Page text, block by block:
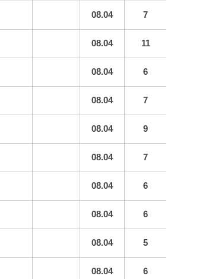
08.04 7
08.04 11
08.04 6
08.04 7
08.04 9
08.04 7
08.04 6
08.04 6
08.04 5
08.04 6